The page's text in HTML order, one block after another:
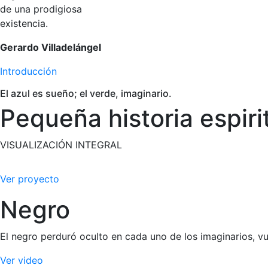
de una prodigiosa
existencia.
Gerardo Villadelángel
Introducción
El azul es sueño; el verde, imaginario.
Pequeña historia
VISUALIZACIÓN INTEGRAL
Floppy-Iris-Syndrom bei Katarakt-OPs erhöhen kann –
aktiv kommuniziert werden; praxisnahe Hinweise dazu
Rabattvertrag und Verfügbarkeit von Generika, wodurch
Ver proyecto
Negro
El negro perduró oculto en cada uno de los imaginarios,
Ver video